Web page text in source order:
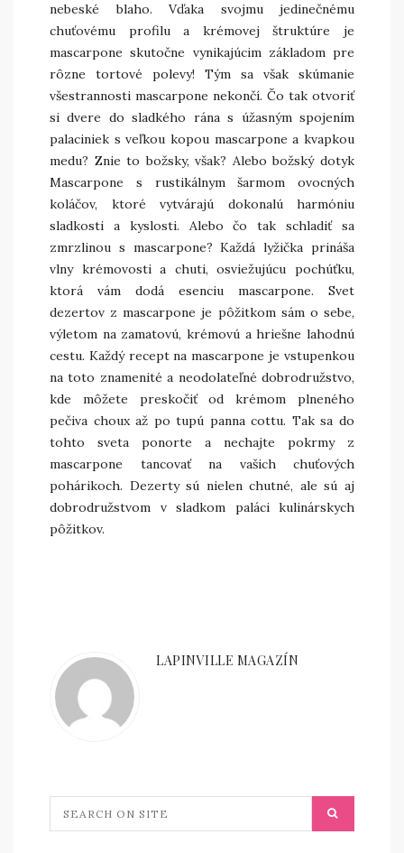
nebeské blaho. Vďaka svojmu jedinečnému
chuťovému profilu a krémovej štruktúre je
mascarpone skutočne vynikajúcim základom pre
rôzne tortové polevy! Tým sa však skúmanie
všestrannosti mascarpone nekončí. Čo tak otvoriť
si dvere do sladkého rána s úžasným spojením
palaciniek s veľkou kopou mascarpone a kvapkou
medu? Znie to božsky, však? Alebo božský dotyk
Mascarpone s rustikálnym šarmom ovocných
koláčov, ktoré vytvárajú dokonalú harmóniu
sladkosti a kyslosti. Alebo čo tak schladiť sa
zmrzlinou s mascarpone? Každá lyžička prináša
vlny krémovosti a chuti, osviežujúcu pochúťku,
ktorá vám dodá esenciu mascarpone. Svet
dezertov z mascarpone je pôžitkom sám o sebe,
výletom na zamatovú, krémovú a hriešne lahodnú
cestu. Každý recept na mascarpone je vstupenkou
na toto znamenité a neodolateľné dobrodružstvo,
kde môžete preskočiť od krémom plneného
pečiva choux až po tupú panna cottu. Tak sa do
tohto sveta ponorte a nechajte pokrmy z
mascarpone tancovať na vašich chuťových
pohárikoch. Dezerty sú nielen chutné, ale sú aj
dobrodružstvom v sladkom paláci kulinárskych
pôžitkov.
LAPINVILLE MAGAZÍN